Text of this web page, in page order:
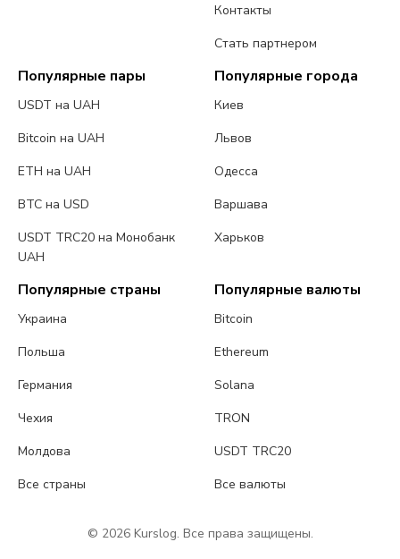
Контакты
Стать партнером
Популярные пары
USDT на UAH
Bitcoin на UAH
ETH на UAH
BTC на USD
USDT TRC20 на Монобанк
UAH
Популярные города
Киев
Львов
Одесса
Варшава
Харьков
Популярные страны
Украина
Польша
Германия
Чехия
Молдова
Все страны
Популярные валюты
Bitcoin
Ethereum
Solana
TRON
USDT TRC20
Все валюты
© 2026 Kurslog. Все права защищены.